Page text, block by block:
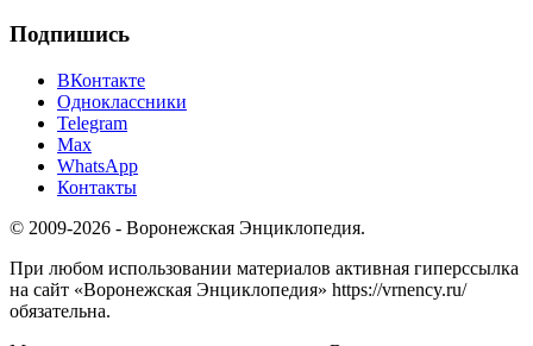
Подпишись
ВКонтакте
Одноклассники
Telegram
Max
WhatsApp
Контакты
© 2009-2026 - Воронежская Энциклопедия.
При любом использовании материалов активная гиперссылка
на сайт «Воронежская Энциклопедия» https://vrnency.ru/
обязательна.